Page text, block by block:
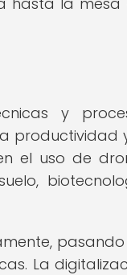
y
productividad
el uso de
La